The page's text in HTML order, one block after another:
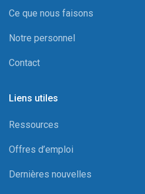
Ce que nous faisons
Notre personnel
Contact
Liens utiles
Ressources
Offres d’emploi
Dernières nouvelles